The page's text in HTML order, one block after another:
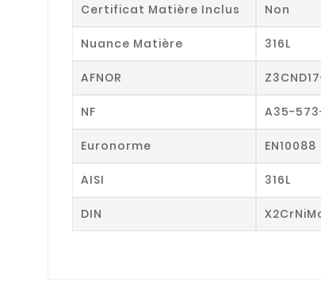
Certificat Matière Inclus Non
Nuance Matière 316L
AFNOR
NF A35-
Euronorme EN10088
AISI 316L
DIN